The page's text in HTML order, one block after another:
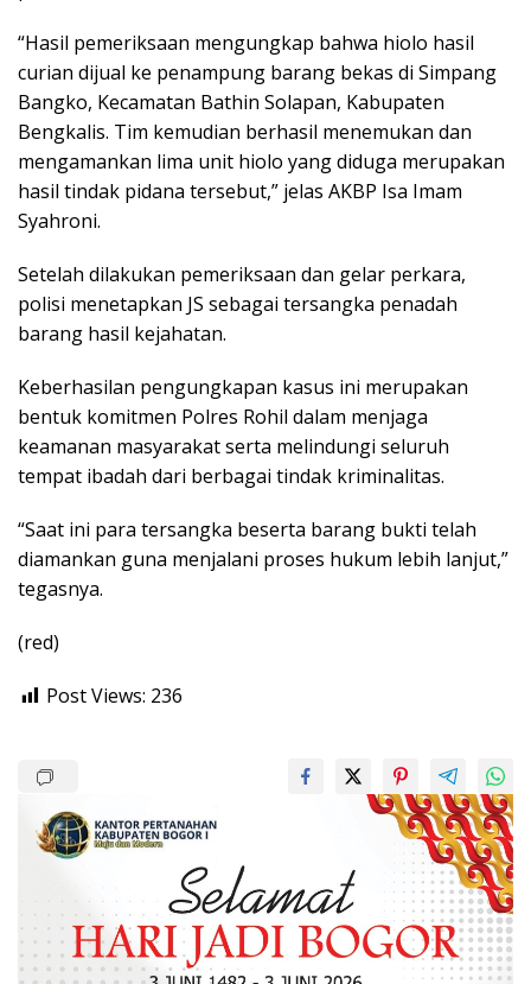
“Hasil pemeriksaan mengungkap bahwa hiolo hasil
curian dijual ke penampung barang bekas di Simpang
Bangko, Kecamatan Bathin Solapan, Kabupaten
Bengkalis. Tim kemudian berhasil menemukan dan
mengamankan lima unit hiolo yang diduga merupakan
hasil tindak pidana tersebut,” jelas AKBP Isa Imam
Syahroni.
Setelah dilakukan pemeriksaan dan gelar perkara,
polisi menetapkan JS sebagai tersangka penadah
barang hasil kejahatan.
Keberhasilan pengungkapan kasus ini merupakan
bentuk komitmen Polres Rohil dalam menjaga
keamanan masyarakat serta melindungi seluruh
tempat ibadah dari berbagai tindak kriminalitas.
“Saat ini para tersangka beserta barang bukti telah
diamankan guna menjalani proses hukum lebih lanjut,”
tegasnya.
(red)
Post Views: 236